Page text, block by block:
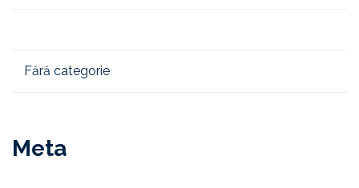
Fără categorie
Meta